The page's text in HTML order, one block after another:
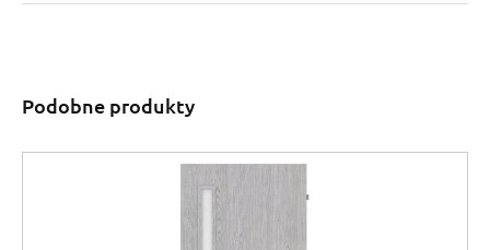
Podobne produkty